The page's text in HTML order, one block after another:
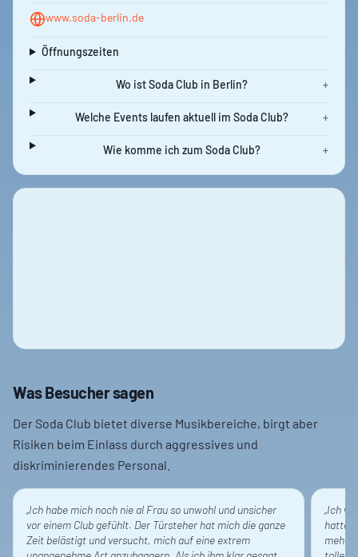
www.soda-berlin.de
Öffnungszeiten
Wo ist Soda Club in Berlin? +
Welche Events laufen aktuell im Soda Club? +
Wie komme ich zum Soda Club? +
Was Besucher sagen
Der Soda Club bietet diverse Musikbereiche, birgt aber
Risiken beim Einlass durch aggressives und
diskriminierendes Personal.
„Ich habe mich noch nie al Frau so unwohl und unsicher
vor einem Club gefühlt. Der Türsteher hat mich die ganze
Zeit belästigt und versucht, mich auf eine extrem
„Ich
hatte